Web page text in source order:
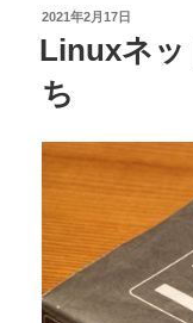
b
k
投
2021年2月17日
Linuxネッ
ち